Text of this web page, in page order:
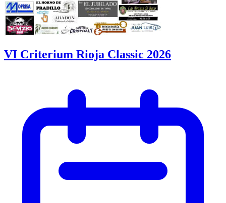
VI Criterium Rioja Classic 2026